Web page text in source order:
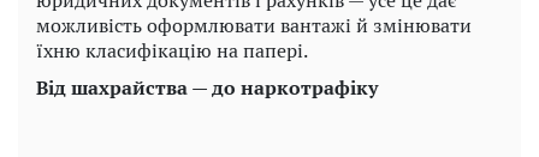
можливість оформлювати вантажі й змінювати
їхню класифікацію на папері.
Від шахрайства — до наркотрафіку